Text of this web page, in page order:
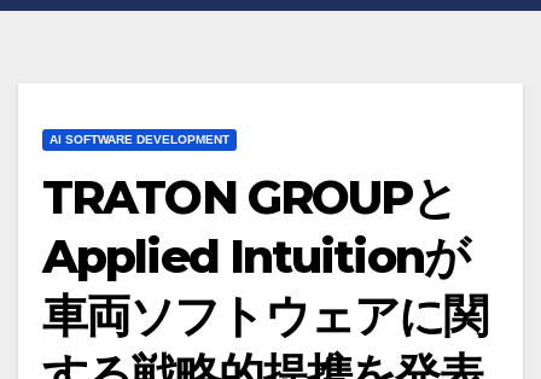
AI SOFTWARE DEVELOPMENT
TRATON GROUPと
Applied Intuitionが
車両ソフトウェアに関